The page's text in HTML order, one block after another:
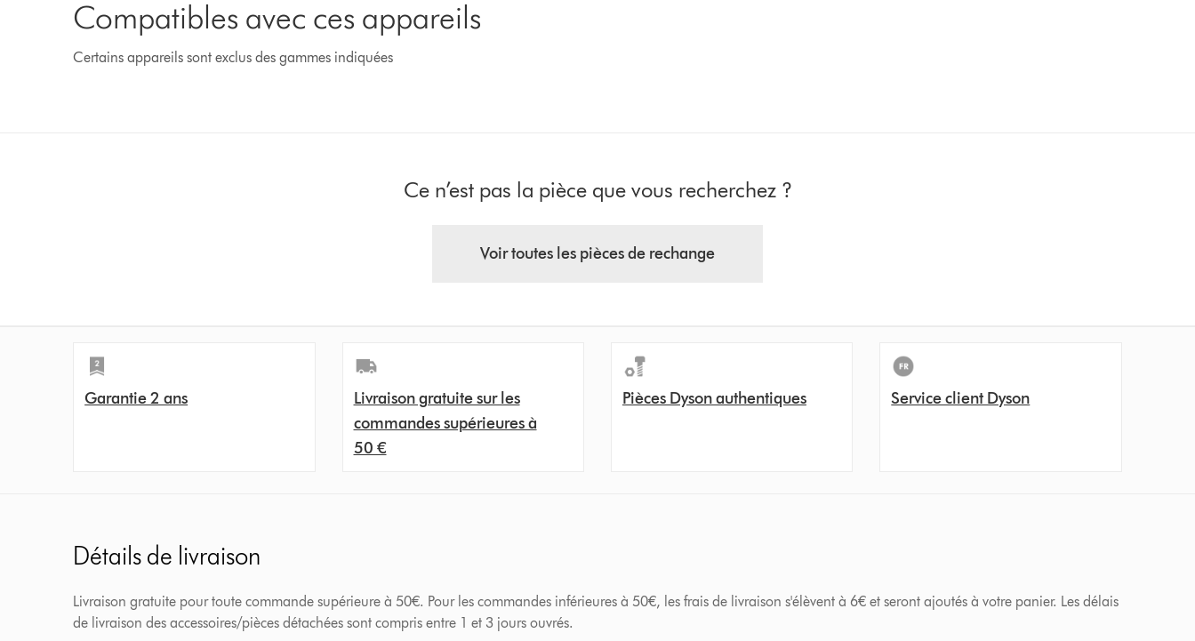
Compatibles avec ces appareils
Certains appareils sont exclus des gammes indiquées
Ce n’est pas la pièce que vous recherchez ?
Voir toutes les pièces de rechange
Garantie 2 ans
Livraison gratuite sur les
commandes supérieures à
50 €
Pièces Dyson authentiques Service client Dyson
Détails de livraison
Livraison gratuite pour toute commande supérieure à 50€. Pour les commandes inférieures à 50€, les frais de livraison s'élèvent à 6€ et seront ajoutés à votre panier. Les délais
de livraison des accessoires/pièces détachées sont compris entre 1 et 3 jours ouvrés.